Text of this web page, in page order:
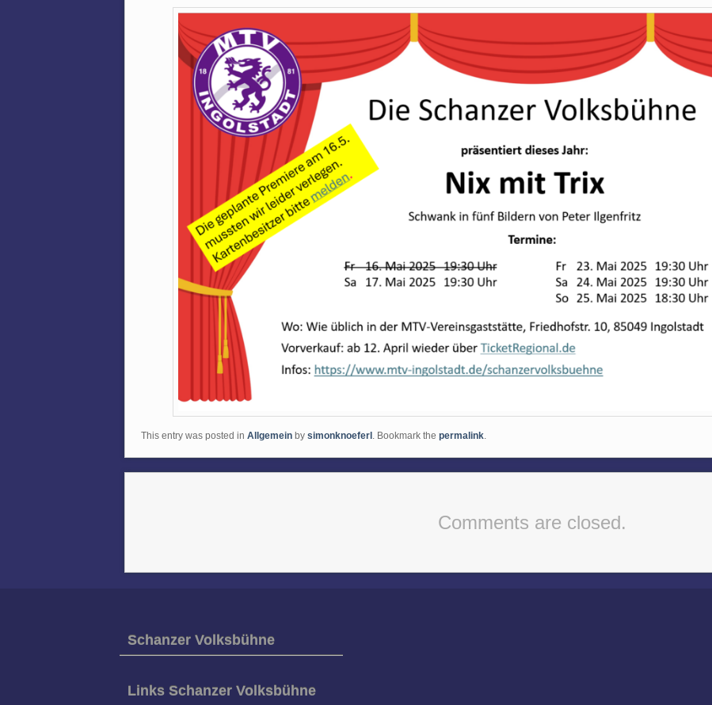
This entry was posted in Allgemein by simonknoeferl. Bookmark the permalink.
Comments are closed.
Schanzer Volksbühne
Links Schanzer Volksbühne